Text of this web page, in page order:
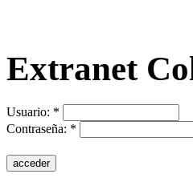
Extranet
Usuario: *
Contraseña: *